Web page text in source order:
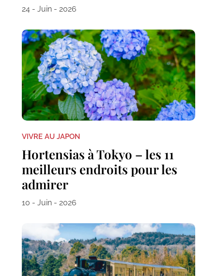
24 - Juin - 2026
VIVRE AU JAPON
Hortensias à Tokyo – les 11
meilleurs endroits pour les
admirer
10 - Juin - 2026